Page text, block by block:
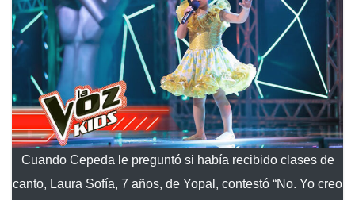
Cuando Cepeda le preguntó si había recibido clases de
canto, Laura Sofía, 7 años, de Yopal, contestó “No. Yo creo